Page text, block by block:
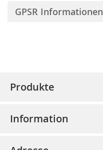
GPSR Informationen
Produkte
Textplatten einzeln
Information